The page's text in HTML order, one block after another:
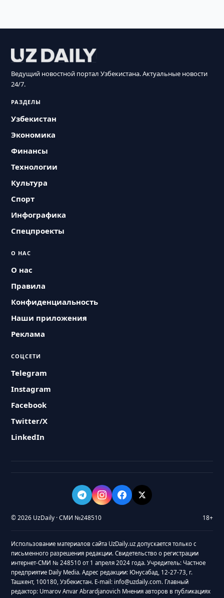
Ведущий новостной портал Узбекистана. Актуальные новости
24/7.
РАЗДЕЛЫ
Узбекистан
Экономика
Финансы
Технологии
Культура
Спорт
Инфографика
Спецпроекты
О НАС
О нас
Правила
Конфиденциальность
Наши приложения
Реклама
СОЦСЕТИ
Telegram
Instagram
Facebook
Twitter/X
LinkedIn
© 2026 UzDaily · СМИ №248510 18+
Использование материалов сайта UzDaily.uz допускается только с
письменного разрешения редакции. Свидетельство о регистрации
интернет-СМИ № 248510 от 1 апреля 2024 года. Учредитель: Частное
предприятие Daily Media. Адрес редакции: Юнусабад, 12-27-73, г.
Ташкент, 100180, Узбекистан. E-mail: info@uzdaily.com. Главный
редактор: Umarov Anvar Abrardjanovich Мнения авторов в публикациях